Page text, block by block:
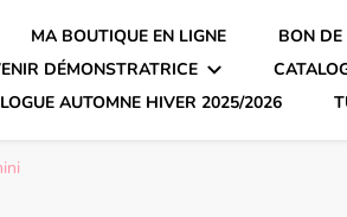
MA BOUTIQUE EN LIGNE
BON DE
DÉMONSTRATRICE
AUTOMNE HIVER 2025/2026